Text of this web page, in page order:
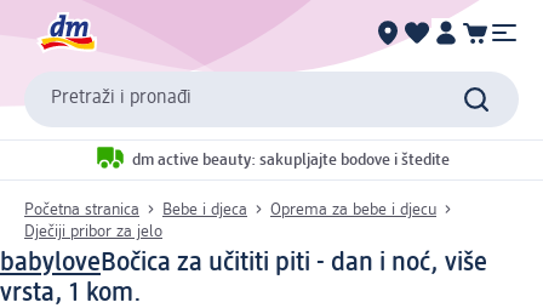
Pretraži i pronađi
dm active beauty: sakupljajte bodove i štedite
Početna stranica Bebe i djeca
Oprema za bebe i djecu
Dječiji pribor za jelo
babyloveBočica za učititi piti - dan i noć, više
vrsta, 1 kom.